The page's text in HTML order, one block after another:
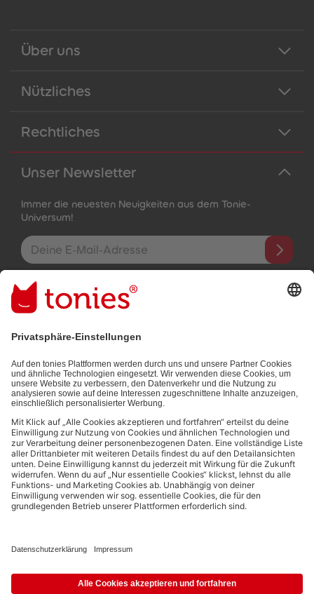
Über uns
Nützliches
Rechtliches
Unser Newsletter
Immer die neuesten Neuigkeiten aus dem Tonie-
Universum!
E-Mail-Addresse
Mit dem Absenden abonnierst du unseren E-Mail-Newsletter, der
auf den von dir bereitgestellten Informationen (z.B. Account-
informationen) und den von dir zu Werbezwecken bereitgestellten
Datenschutzbestimmungen.
Bezahlmethoden:
Links zu sozialen Netzwerken
Die Nutzung der Inhalte für Text- und Data-Mining von (generativen) KI
Zusammenhang ausdrücklich vorbehalten und daher verboten.